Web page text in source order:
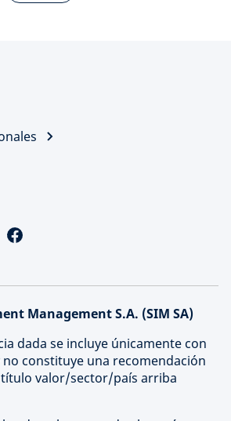
Management S.A. (SIM SA)
dada se incluye únicamente con
constituye una recomendación
valor/sector/país arriba